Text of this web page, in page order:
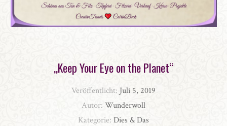
„Keep Your Eye on the Planet“
Veröffentlicht: Juli 5, 2019
Autor: Wunderwoll
Kategorie: Dies & Das